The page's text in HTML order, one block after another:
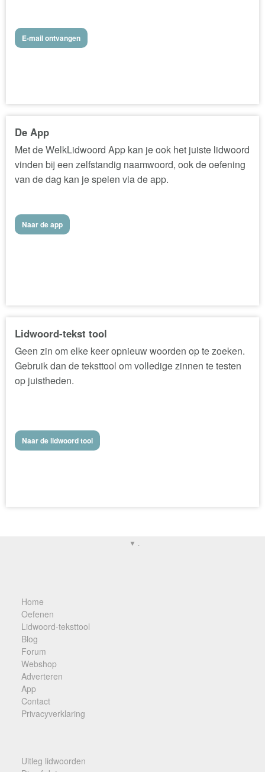
E-mail ontvangen
De App
Met de WelkLidwoord App kan je ook het juiste lidwoord
vinden bij een zelfstandig naamwoord, ook de oefening
van de dag kan je spelen via de app.
Naar de app
Lidwoord-tekst tool
Geen zin om elke keer opnieuw woorden op te zoeken.
Gebruik dan de teksttool om volledige zinnen te testen
op juistheden.
Naar de lidwoord tool
▼ .
Home
Oefenen
Lidwoord-teksttool
Blog
Forum
Webshop
Adverteren
App
Contact
Privacyverklaring
Uitleg lidwoorden